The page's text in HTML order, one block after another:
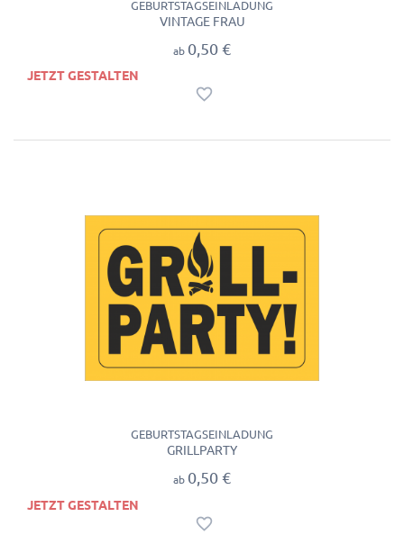
GEBURTSTAGSEINLADUNG
VINTAGE FRAU
ab 0,50 €
JETZT GESTALTEN
GEBURTSTAGSEINLADUNG
GRILLPARTY
ab 0,50 €
JETZT GESTALTEN